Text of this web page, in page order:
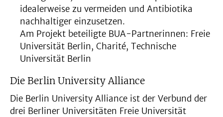
idealerweise zu vermeiden und Antibiotika
nachhaltiger einzusetzen.
Am Projekt beteiligte BUA-Partnerinnen: Freie
Universität Berlin, Charité, Technische
Universität Berlin
Die Berlin University Alliance
Die Berlin University Alliance ist der Verbund der
drei Berliner Universitäten Freie Universität